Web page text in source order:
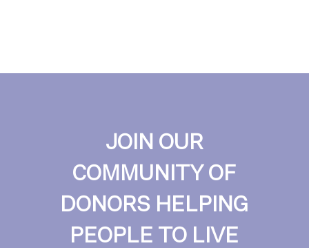
JOIN OUR
COMMUNITY OF
DONORS HELPING
PEOPLE TO LIVE